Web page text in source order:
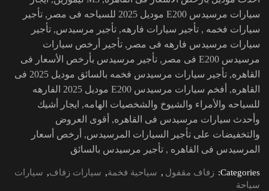
سيارات مرسيدس E200 موديل 2025 للسياحه فى مصر, تأجير
سيارات فخمه , تأجير سيارات فارهه, تأجير مرسيدس, تأجير
سيارات مرسيدس فارهه فى مصر, تأجير أرخص سيارات
مرسيدس E200 فى مصر, تأجير مرسيدس بأرخص الأسعار فى
القاهره, تأجير سيارات مرسيدس فخمه بالسائق موديل 2025 فى
القاهره, أفخم سيارات مرسيدس E200 موديل 2025 الفارهه
للسياحه والأمراء والشيوخ والشخصيات الهامه, ايجار أشيك
وأحدث سيارات مرسيدس فى القاهره, أقوى العروض
والتخفيضات على تأجير السيارات المرسيدس, أرخص أسعار
المرسيدس فى القاهره , تأجير مرسيدس بالسائق
Categories: زفاف مقفول , سياحية فخمة, سيارات زفاف, سيارات
سياحة